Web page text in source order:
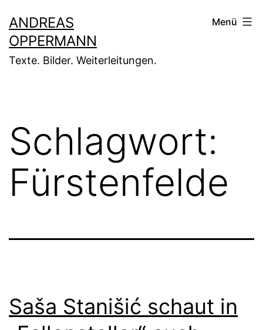
Inhalt
springen
ANDREAS
OPPERMANN
Texte. Bilder. Weiterleitungen.
Menü
Schlagwort:
Fürstenfelde
Saša Stanišić schaut in